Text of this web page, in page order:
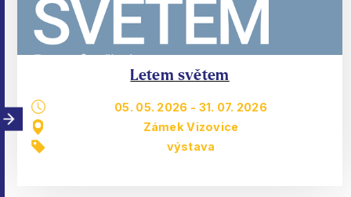
Letem světem
05. 05. 2026 - 31. 07. 2026
Zámek Vizovice
výstava